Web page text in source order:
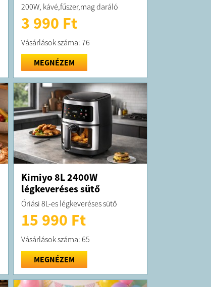
200W, kávé,fűszer,mag daráló
3 990 Ft
Vásárlások száma: 76
MEGNÉZEM
Kimiyo 8L 2400W
légkeveréses sütő
Óriási 8L-es légkeveréses sütő
15 990 Ft
Vásárlások száma: 65
MEGNÉZEM